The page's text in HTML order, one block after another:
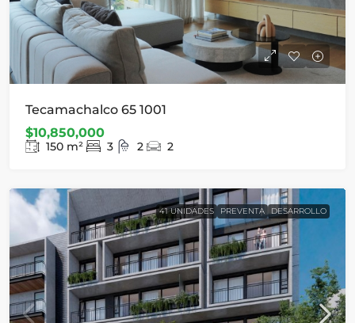
Tecamachalco 65 1001
$10,850,000
150 m² 3 2 2
41 UNIDADES PREVENTA DESARROLLO